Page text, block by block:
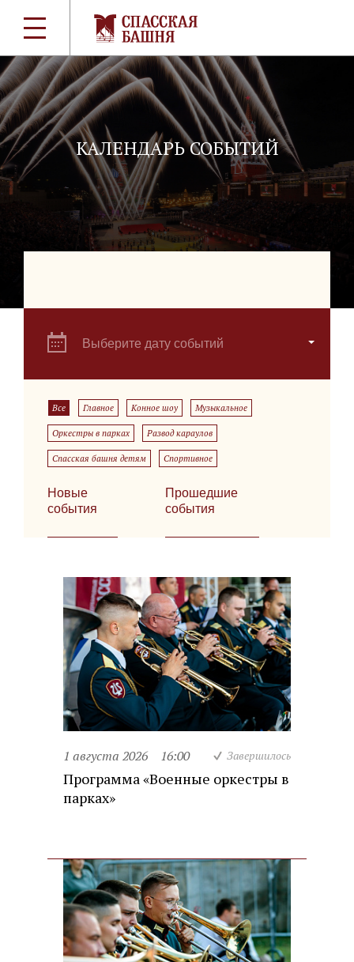
КАЛЕНДАРЬ СОБЫТИЙ
Выберите дату событий
Все Главное Конное шоу Музыкальное
Оркестры в парках Развод караулов
Спасская башня детям Спортивное
Новые
события
Прошедшие
события
1 августа 2026 16:00 Завершилось
Программа «Военные оркестры в
парках»